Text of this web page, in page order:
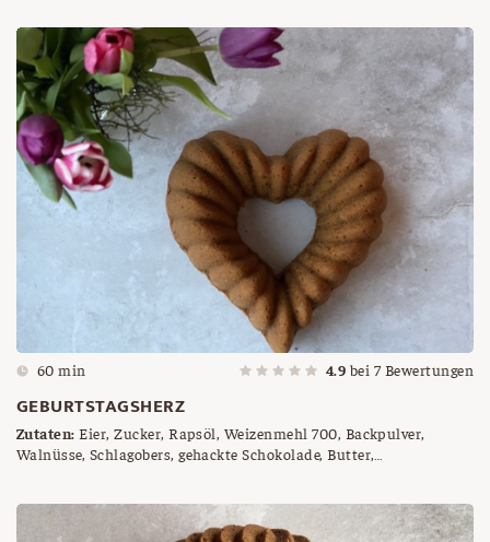
60 min 4.9 bei 7Bewertungen
GEBURTSTAGSHERZ
Zutaten: Eier, Zucker, Rapsöl, Weizenmehl 700, Backpulver,
Walnüsse, Schlagobers, gehackte Schokolade, Butter,